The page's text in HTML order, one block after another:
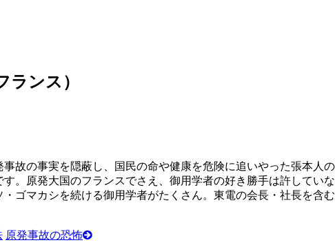
ランス）
故の事実を隠蔽し、国民の命や健康を危険に追いやった張本
す。原発大国のフランスでさえ、御用学者の好き勝手は許してい
ゴマカシを続ける御用学者がたくさん。東電の会長・社長を
原発事故の恐怖